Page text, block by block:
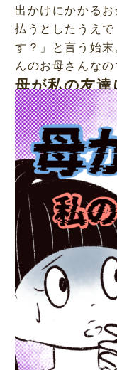
出かけにかかる
払うとしたうえ
す？」と言う始
んのお母さんなの
母が私の友